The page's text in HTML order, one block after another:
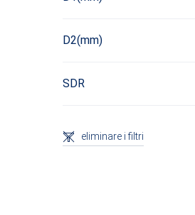
D2(mm)
SDR
eliminare i filtri